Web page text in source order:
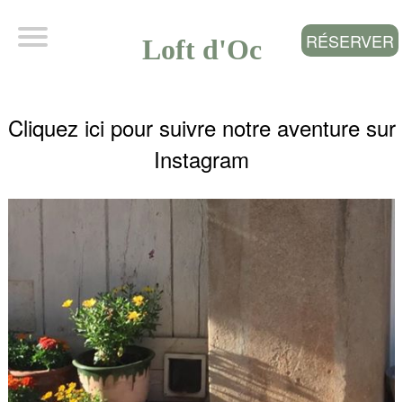
Loft d'Oc RÉSERVER
Cliquez ici pour suivre notre aventure sur
Instagram